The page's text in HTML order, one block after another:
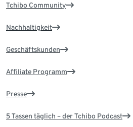
Tchibo Community
Nachhaltigkeit
Geschäftskunden
Affiliate Programm
Presse
5 Tassen täglich – der Tchibo Podcast